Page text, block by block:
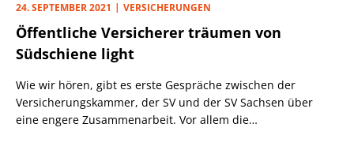
24. SEPTEMBER 2021 VERSICHERUNGEN
Öffentliche Versicherer träumen von
Südschiene light
Wie wir hören, gibt es erste Gespräche zwischen der
Versicherungskammer, der SV und der SV Sachsen über
eine engere Zusammenarbeit. Vor allem die